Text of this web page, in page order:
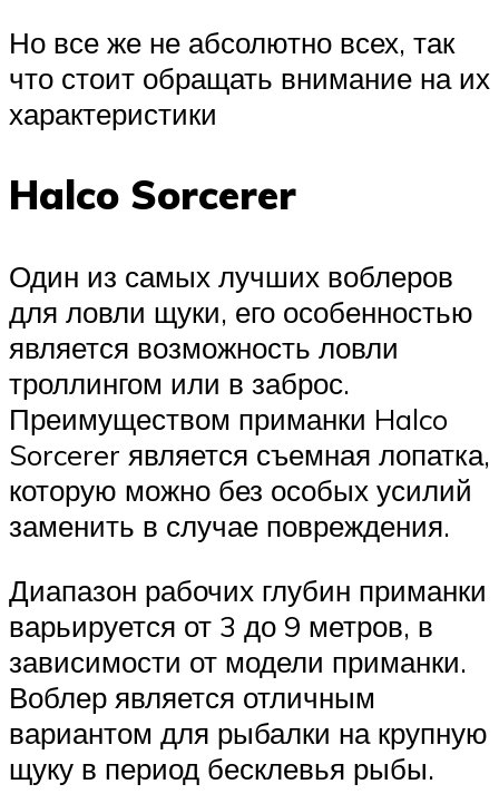
Но все же не абсолютно всех, так
что стоит обращать внимание на их
характеристики
Halco Sorcerer
Один из самых лучших воблеров
для ловли щуки, его особенностью
является возможность ловли
троллингом или в заброс.
Преимуществом приманки Halco
Sorcerer является съемная лопатка,
которую можно без особых усилий
заменить в случае повреждения.
Диапазон рабочих глубин приманки
варьируется от 3 до 9 метров, в
зависимости от модели приманки.
Воблер является отличным
вариантом для рыбалки на крупную
щуку в период бесклевья рыбы.